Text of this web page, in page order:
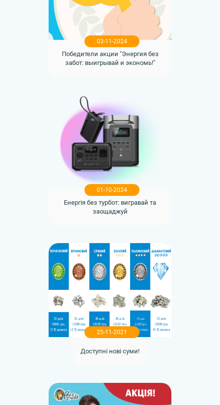
03-11-2024
Победители акции "Энергия без
забот: выигрывай и экономь!"
01-10-2024
Енергія без турбот: вигравай та
заощаджуй
25-11-2021
Доступні нові суми!